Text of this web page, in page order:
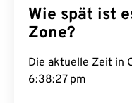
Wie spät ist
Zone?
Die aktuelle Zeit in
6:38:28 pm